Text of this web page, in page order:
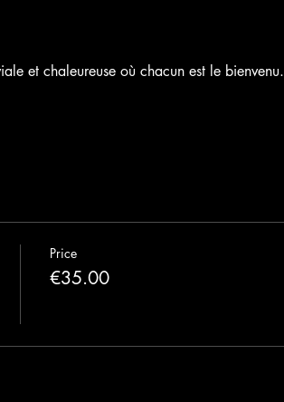
et chaleureuse où chacun est le bienvenu.
Price
€35.00